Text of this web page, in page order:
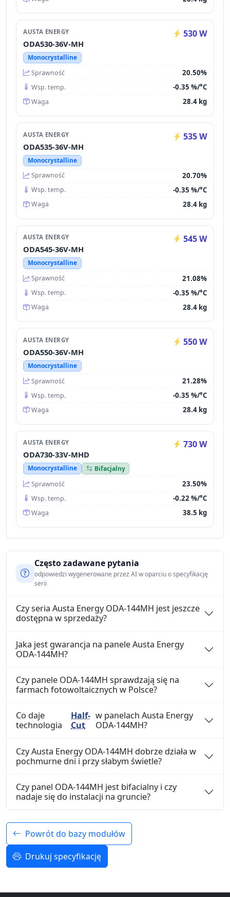
AUSTA ENERGY 530 W
ODA530-36V-MH
Monocrystalline
Sprawność
20.50%
Wsp. temp. -0.35 %/°C
Waga 28.4 kg
AUSTA ENERGY 535 W
ODA535-36V-MH
Monocrystalline
Sprawność
20.70%
Wsp. temp. -0.35 %/°C
Waga 28.4 kg
AUSTA ENERGY 545 W
ODA545-36V-MH
Monocrystalline
Sprawność
21.08%
Wsp. temp. -0.35 %/°C
Waga 28.4 kg
AUSTA ENERGY 550 W
ODA550-36V-MH
Monocrystalline
Sprawność
21.28%
Wsp. temp. -0.35 %/°C
Waga 28.4 kg
AUSTA ENERGY 730 W
ODA730-33V-MHD
Monocrystalline
Bifacjalny
Sprawność
23.50%
Wsp. temp. -0.22 %/°C
Waga 38.5 kg
Często zadawane pytania
odpowiedzi wygenerowane przez AI w oparciu o specyfikację
serii
Czy seria Austa Energy ODA-144MH jest jeszcze
dostępna w sprzedaży?
Jaka jest gwarancja na panele Austa Energy
ODA-144MH?
Czy panele ODA-144MH sprawdzają się na
farmach fotowoltaicznych w Polsce?
Co daje
technologia
Half-
Cut
w panelach Austa Energy
ODA-144MH?
Czy Austa Energy ODA-144MH dobrze działa w
pochmurne dni i przy słabym świetle?
Czy panel ODA-144MH jest bifacialny i czy
nadaje się do instalacji na gruncie?
Powrót do bazy modułów
Drukuj specyfikację